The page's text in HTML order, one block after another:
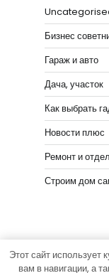
Бизнес
Гараж и авто
Дача, участок
Как выбрать
Новости плюс
Ремонт и
Строим дом
Copyright ©
Этот сайт использует
вам в навигации, а